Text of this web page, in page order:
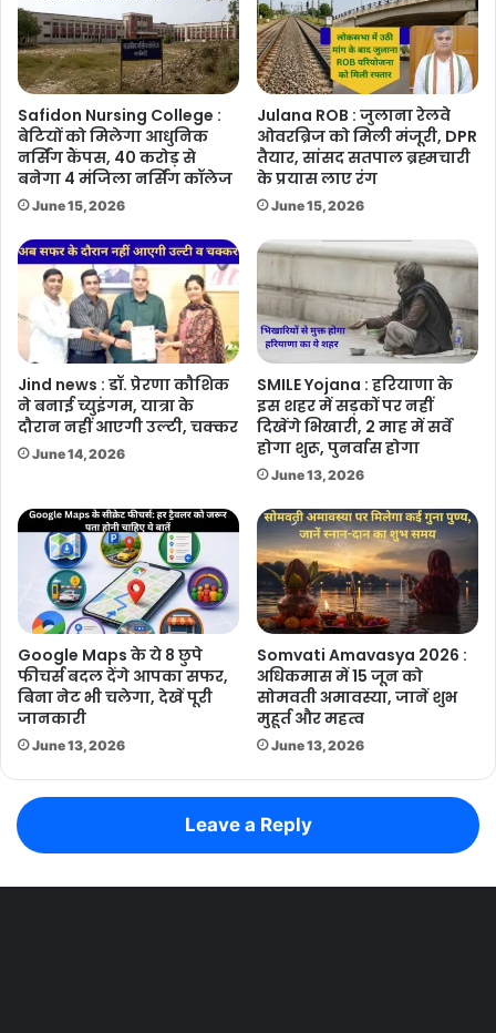
Safidon Nursing College :
बेटियों को मिलेगा आधुनिक
नर्सिंग कैंपस, 40 करोड़ से
बनेगा 4 मंजिला नर्सिंग कॉलेज
June 15, 2026
Julana ROB : जुलाना रेलवे
ओवरब्रिज को मिली मंजूरी, DPR
तैयार, सांसद सतपाल ब्रह्मचारी
के प्रयास लाए रंग
June 15, 2026
Jind news : डॉ. प्रेरणा कौशिक
ने बनाई च्युइंगम, यात्रा के
दौरान नहीं आएगी उल्टी, चक्कर
June 14, 2026
SMILE Yojana : हरियाणा के
इस शहर में सड़कों पर नहीं
दिखेंगे भिखारी, 2 माह में सर्वे
होगा शुरू, पुनर्वास होगा
June 13, 2026
Google Maps के ये 8 छुपे
फीचर्स बदल देंगे आपका सफर,
बिना नेट भी चलेगा, देखें पूरी
जानकारी
June 13, 2026
Somvati Amavasya 2026 :
अधिकमास में 15 जून को
सोमवती अमावस्या, जानें शुभ
मुहूर्त और महत्व
June 13, 2026
Leave a Reply